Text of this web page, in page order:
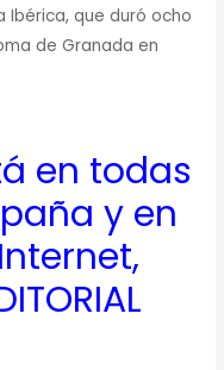
Ibérica, que duró ocho
de Granada en
en todas
y en